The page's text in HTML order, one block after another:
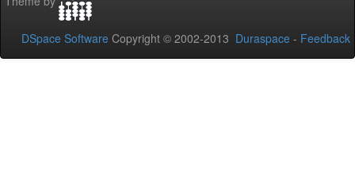
DSpace Software Copyright © 2002-2013 Duraspace - Feedback